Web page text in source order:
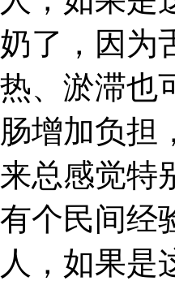
奶了，因为
热、淤滞也
肠增加负担
来总感觉特
有个民间经
人，如果是